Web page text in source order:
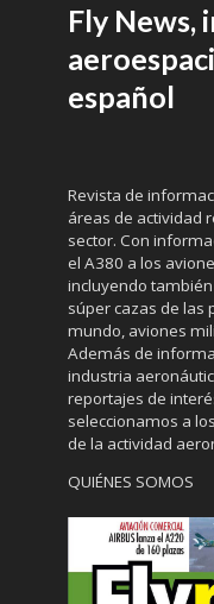
Fly News,
español
Revista de
áreas de actividad
sector. Con
el A380 a los
incluyendo
súper cazas de las
mundo, aviones
Además de
industria
reportajes de
seleccionamos a
de la actividad
QUIÉNES SOMOS